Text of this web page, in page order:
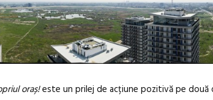
oraș!este un prilej de acțiune pozitivă pe două